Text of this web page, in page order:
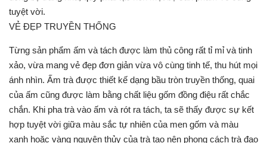
tuyệt vời.
VẺ ĐẸP TRUYỀN THỐNG
Từng sản phẩm ấm và tách được làm thủ công rất tỉ mỉ và tinh
xảo, vừa mang vẻ đẹp đơn giản vừa vô cùng tinh tế, thu hút mọi
ánh nhìn. Ấm trà được thiết kế dạng bầu tròn truyền thống, quai
của ấm cũng được làm bằng chất liệu gốm đồng điệu rất chắc
chắn. Khi pha trà vào ấm và rót ra tách, ta sẽ thấy được sự kết
hợp tuyệt vời giữa màu sắc tự nhiên của men gốm và màu
xanh hoặc vàng nguyên thủy của trà tạo nên phong cách trà đạo